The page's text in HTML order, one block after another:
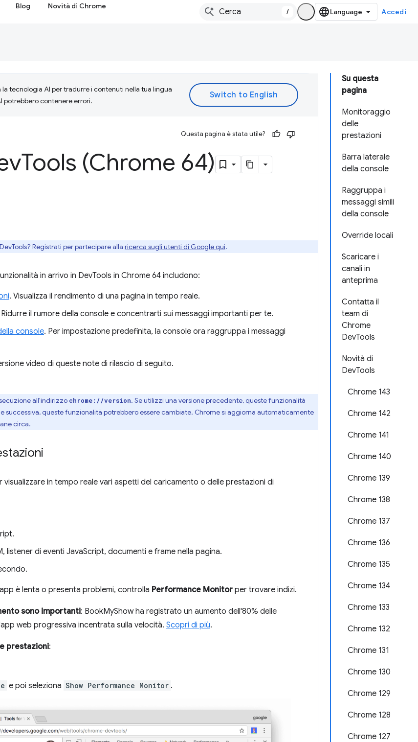
Blog Novità di Chrome
/ Accedi
Su questa
pagina
Monitoraggio
delle
prestazioni
Barra laterale
della console
Raggruppa i
messaggi simili
della console
Override locali
Scaricare i
canali in
anteprima
Contatta il
team di
Chrome
DevTools
Novità di
DevTools
Chrome 143
Chrome 142
Chrome 141
Chrome 140
Chrome 139
Chrome 138
Chrome 137
Chrome 136
Chrome 135
Chrome 134
Chrome 133
Chrome 132
Chrome 131
Chrome 130
Chrome 129
Chrome 128
Chrome 127
tecnologia AI per tradurre i contenuti nella tua lingua
potrebbero contenere errori.
Questa pagina è stata utile?
Tools (Chrome 64)
Registrati per partecipare alla ricerca sugli utenti di Google qui.
in arrivo in DevTools in Chrome 64 includono:
. Visualizza il rendimento di una pagina in tempo reale.
Ridurre il rumore della console e concentrarti sui messaggi importanti per te.
console. Per impostazione predefinita, la console ora raggruppa i messaggi
video di queste note di rilascio di seguito.
all'indirizzo chrome://version. Se utilizzi una versione precedente, queste funzionalità
successiva, queste funzionalità potrebbero essere cambiate. Chrome si aggiorna automaticamente
circa.
visualizzare in tempo reale vari aspetti del caricamento o delle prestazioni di
listener di eventi JavaScript, documenti e frame nella pagina.
è lenta o presenta problemi, controlla Performance Monitor per trovare indizi.
sono importanti: BookMyShow ha registrato un aumento dell'80% delle
web progressiva incentrata sulla velocità. Scopri di più.
prestazioni:
e poi seleziona Show Performance Monitor .